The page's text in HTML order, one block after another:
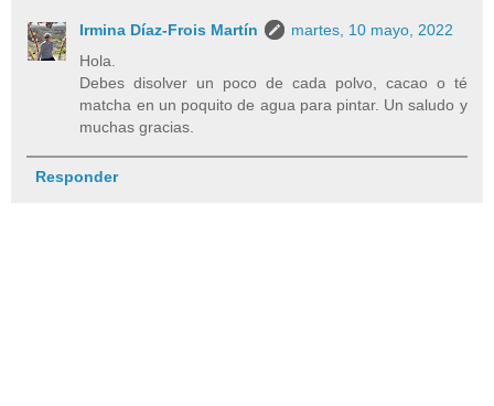
Irmina Díaz-Frois Martín
martes, 10 mayo, 2022
Hola.
Debes disolver un poco de cada polvo, cacao o té
matcha en un poquito de agua para pintar. Un saludo y
muchas gracias.
Responder